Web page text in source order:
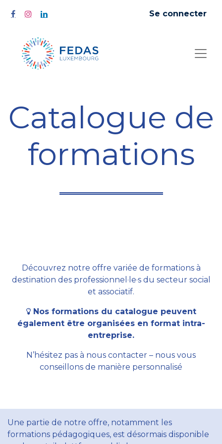
Se connecter
Catalogue de
formations
Découvrez notre offre variée de formations à
destination des professionnel·le·s du secteur social
et associatif.
Nos formations du catalogue peuvent
également être organisées en format intra-
entreprise.
N’hésitez pas à nous contacter – nous vous
conseillons de manière personnalisé
Une partie de notre offre, notamment les
formations pédagogiques, est désormais disponible